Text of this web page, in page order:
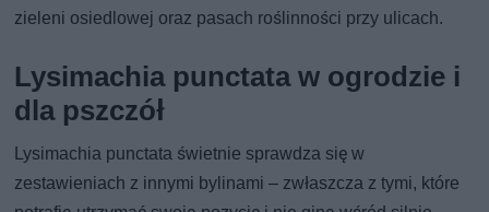
zieleni osiedlowej oraz pasach roślinności przy ulicach.
Lysimachia punctata w ogrodzie i
dla pszczół
Lysimachia punctata świetnie sprawdza się w
zestawieniach z innymi bylinami – zwłaszcza z tymi, które